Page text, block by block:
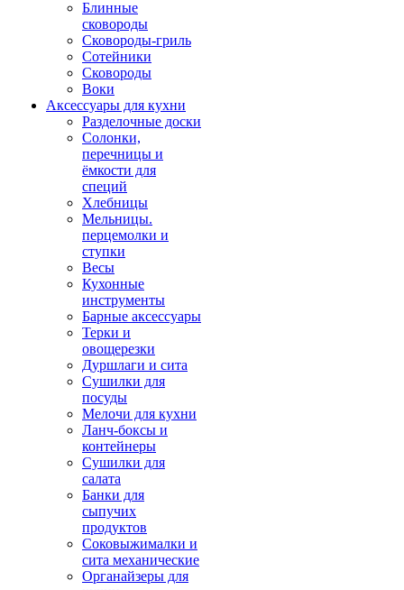
Блинные
сковороды
Сковороды-гриль
Сотейники
Сковороды
Воки
Аксессуары для кухни
Разделочные доски
Солонки,
перечницы и
ёмкости для
специй
Хлебницы
Мельницы.
перцемолки и
ступки
Весы
Кухонные
инструменты
Барные аксессуары
Терки и
овощерезки
Дуршлаги и сита
Сушилки для
посуды
Мелочи для кухни
Ланч-боксы и
контейнеры
Сушилки для
салата
Банки для
сыпучих
продуктов
Соковыжималки и
сита механические
Органайзеры для